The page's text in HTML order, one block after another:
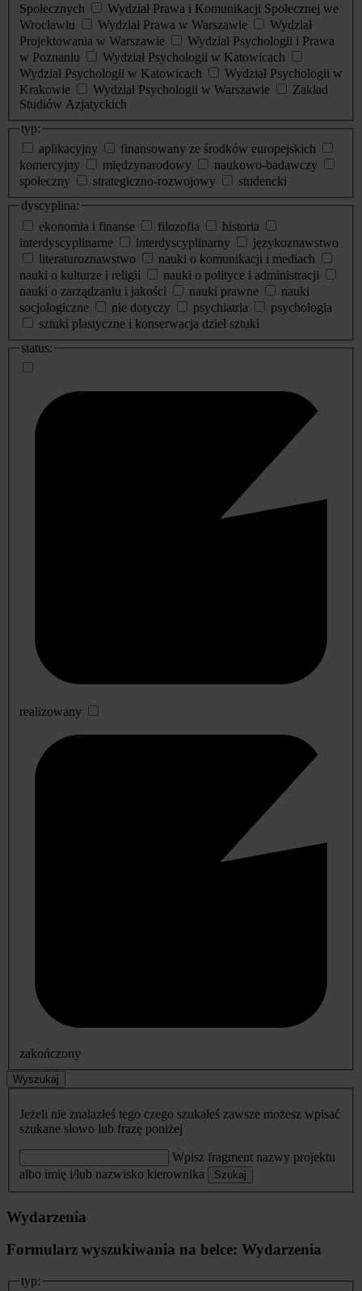
Społecznych
Wydział Prawa i Komunikacji Społecznej we
Wrocławiu
Wydział Prawa w Warszawie
Wydział
Projektowania w Warszawie
Wydział Psychologii i Prawa
w Poznaniu
Wydział Psychologii w Katowicach
Wydział Psychologii w Katowicach
Wydział Psychologii w
Krakowie
Wydział Psychologii w Warszawie
Zakład
Studiów Azjatyckich
typ:
aplikacyjny
finansowany ze środków europejskich
komercyjny
międzynarodowy
naukowo-badawczy
społeczny
strategiczno-rozwojowy
studencki
dyscyplina:
ekonomia i finanse
filozofia
historia
interdyscyplinarne
interdyscyplinarny
językoznawstwo
literaturoznawstwo
nauki o komunikacji i mediach
nauki o kulturze i religii
nauki o polityce i administracji
nauki o zarządzaniu i jakości
nauki prawne
nauki
socjologiczne
nie dotyczy psychiatria
psychologia
sztuki plastyczne i konserwacja dzieł sztuki
status:
realizowany
zakończony
Wyszukaj
Jeżeli nie znalazłeś tego czego szukałeś zawsze możesz wpisać
szukane słowo lub frazę poniżej
Wpisz fragment nazwy projektu
albo imię i/lub nazwisko kierownika
Szukaj
Wydarzenia
Formularz wyszukiwania na belce: Wydarzenia
typ: